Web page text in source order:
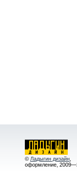
© Ладыгин дизайн
оформление,